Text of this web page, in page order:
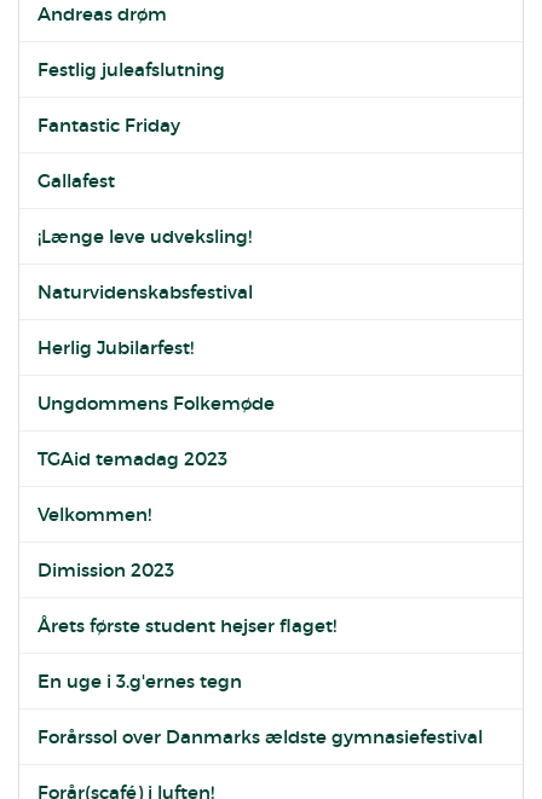
Andreas drøm
Festlig juleafslutning
Fantastic Friday
Gallafest
¡Længe leve udveksling!
Naturvidenskabsfestival
Herlig Jubilarfest!
Ungdommens Folkemøde
TGAid temadag 2023
Velkommen!
Dimission 2023
Årets første student hejser flaget!
En uge i 3.g'ernes tegn
Forårssol over Danmarks ældste gymnasiefestival
Forår(scafé) i luften!